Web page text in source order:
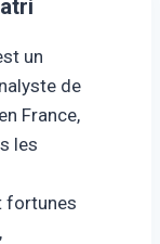
un
de
France,
les
fortunes